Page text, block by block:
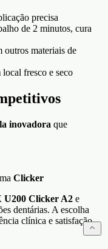
precisa
de 2 minutos, cura
outros materiais de
local fresco e seco
inovadora que
Clicker
U200 Clicker A2 e
dentárias. A escolha
clínica e satisfação